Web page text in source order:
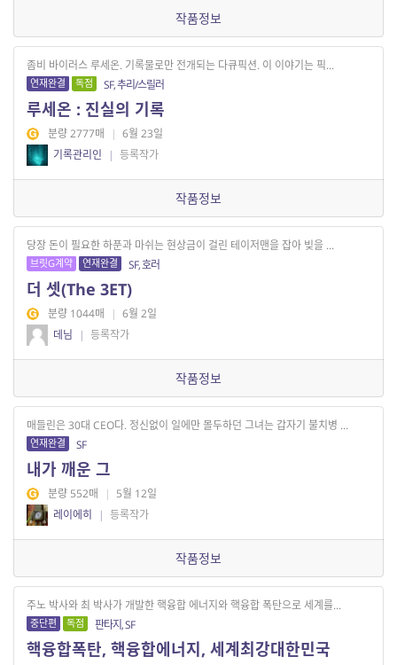
작품정보
좀비 바이러스 루세온. 기록물로만 전개되는 다큐픽션. 이 이야기는 픽...
연재완결 독점 SF, 추리/스릴러
루세온 : 진실의 기록
분량 2777매 | 6월 23일
기록관리인
| 등록작가
작품정보
당장 돈이 필요한 하푼과 마쉬는 현상금이 걸린 테이저맨을 잡아 빚을 ...
브릿G계약 연재완결 SF, 호러
더 셋(The 3ET)
분량 1044매 | 6월 2일
데님
| 등록작가
작품정보
매들린은 30대 CEO다. 정신없이 일에만 몰두하던 그녀는 갑자기 불치병 ...
연재완결 SF
내가 깨운 그
분량 552매 | 5월 12일
레이에히
| 등록작가
작품정보
주노 박사와 최 박사가 개발한 핵융합 에너지와 핵융합 폭탄으로 세계를...
중단편 독점 판타지, SF
핵융합폭탄, 핵융합에너지, 세계최강대한민국